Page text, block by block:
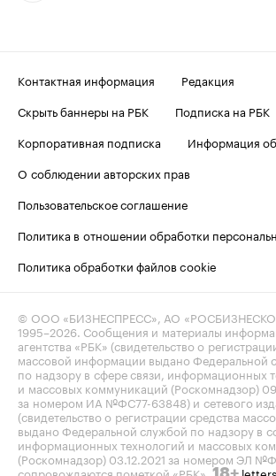
Контактная информация
Редакция
Скрыть баннеры на РБК
Подписка на РБК
Корпоративная подписка
Информация
О соблюдении авторских прав
Пользовательское соглашение
Политика в отношении обработки
Политика обработки файлов cookie
© ООО «БИЗНЕСПРЕСС», АО
1995–2026. Сообщения и материалы
агентства «РБК» (свидетельство о
массовой информации выдано Федеральной
по надзору в сфере связи, информационных
и массовых коммуникаций (Роскомнадзор)
за номером ИА №ФС77-63848) и сетевого
(свидетельство о регистрации средства
выдано Федеральной службой по надзору в
информационных технологий и массовых
(Роскомнадзор) 03.12.2021 за номером ЭЛ